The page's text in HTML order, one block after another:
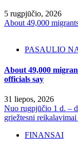
5 rugpjūčio, 2026
About 49,000
PASAULIO
About 49,000
officials say
31 liepos, 2026
Nuo rugpjūčio 1 d. –
griežtesni reikalavimai
FINANSAI